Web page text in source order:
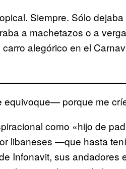
Siempre. Sólo
a machetazos o a
alegórico en el
porque me
como «hijo de
libaneses —que hasta
Infonavit, sus andadores